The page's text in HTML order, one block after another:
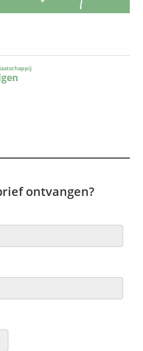
ontvangen?